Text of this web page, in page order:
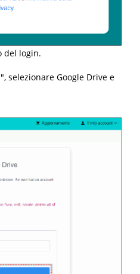
del login.
selezionare Google Drive e